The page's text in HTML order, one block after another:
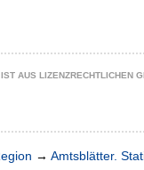
AUS LIZENZRECHTLICHEN
→ Amtsblätter.